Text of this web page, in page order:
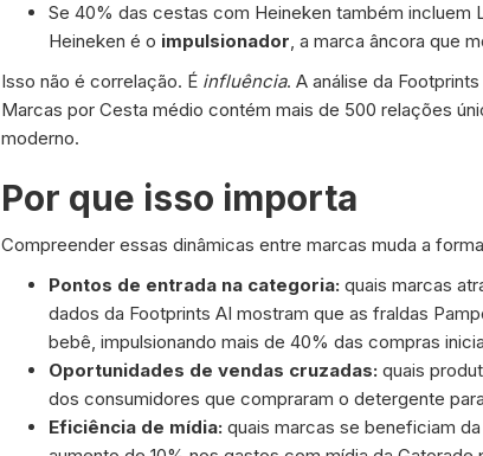
Se 40% das cestas com Heineken também incluem
Heineken é o impulsionador, a marca âncora que
Isso não é correlação. É influência. A análise da
Marcas por Cesta médio contém mais de 500 relações
moderno.
Por que isso importa
Compreender essas dinâmicas entre marcas muda a
Pontos de entrada na categoria: quais marcas
dados da Footprints AI mostram que as fraldas
bebê, impulsionando mais de 40% das compras
Oportunidades de vendas cruzadas: quais
dos consumidores que compraram o detergente
Eficiência de mídia: quais marcas se beneficiam